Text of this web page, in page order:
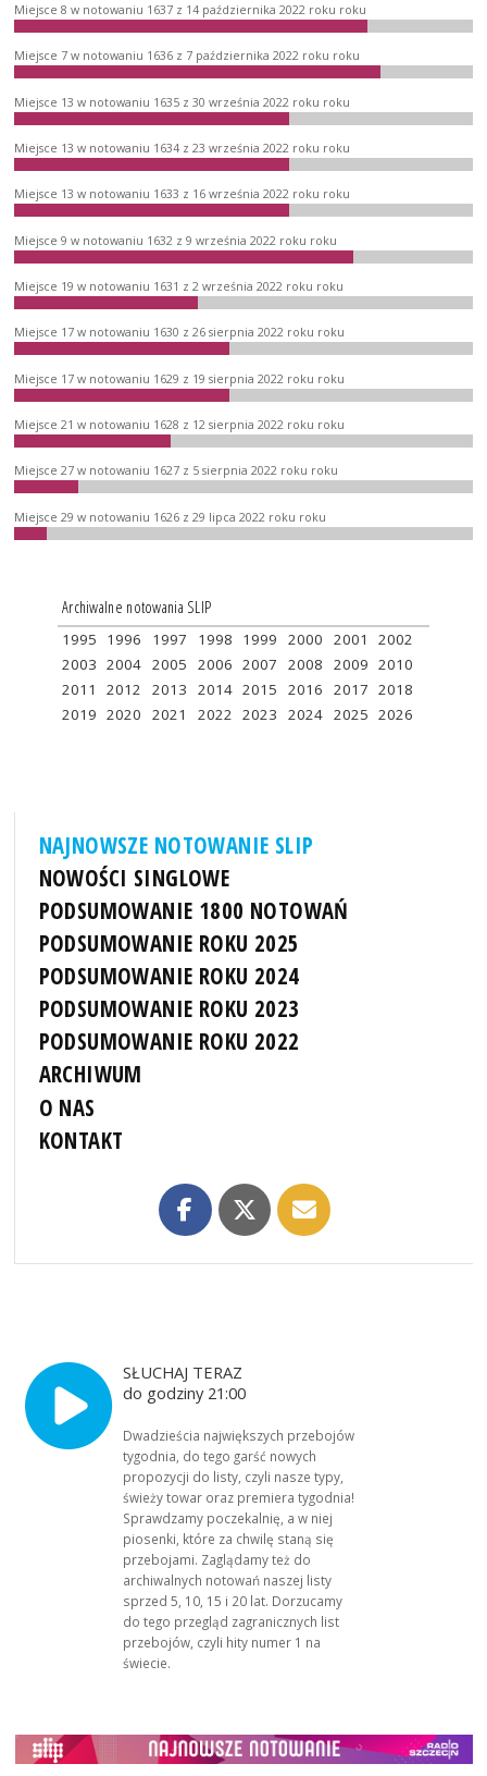
Miejsce 8 w notowaniu 1637 z 14 października 2022 roku roku
Miejsce 7 w notowaniu 1636 z 7 października 2022 roku roku
Miejsce 13 w notowaniu 1635 z 30 września 2022 roku roku
Miejsce 13 w notowaniu 1634 z 23 września 2022 roku roku
Miejsce 13 w notowaniu 1633 z 16 września 2022 roku roku
Miejsce 9 w notowaniu 1632 z 9 września 2022 roku roku
Miejsce 19 w notowaniu 1631 z 2 września 2022 roku roku
Miejsce 17 w notowaniu 1630 z 26 sierpnia 2022 roku roku
Miejsce 17 w notowaniu 1629 z 19 sierpnia 2022 roku roku
Miejsce 21 w notowaniu 1628 z 12 sierpnia 2022 roku roku
Miejsce 27 w notowaniu 1627 z 5 sierpnia 2022 roku roku
Miejsce 29 w notowaniu 1626 z 29 lipca 2022 roku roku
Archiwalne notowania SLIP
1995 1996 1997 1998 1999 2000 2001
2002
2003 2004 2005 2006 2007 2008 2009 2010
2011
2012 2013 2014 2015 2016 2017 2018
2019 2020 2021 2022 2023 2024 2025 2026
NAJNOWSZE NOTOWANIE SLIP
NOWOŚCI SINGLOWE
PODSUMOWANIE 1800 NOTOWAŃ
PODSUMOWANIE ROKU 2025
PODSUMOWANIE ROKU 2024
PODSUMOWANIE ROKU 2023
PODSUMOWANIE ROKU 2022
ARCHIWUM
O NAS
KONTAKT
SŁUCHAJ TERAZ
do godziny 21:00
Dwadzieścia największych przebojów
tygodnia, do tego garść nowych
propozycji do listy, czyli nasze typy,
świeży towar oraz premiera tygodnia!
Sprawdzamy poczekalnię, a w niej
piosenki, które za chwilę staną się
przebojami. Zaglądamy też do
archiwalnych notowań naszej listy
sprzed 5, 10, 15 i 20 lat. Dorzucamy
do tego przegląd zagranicznych list
przebojów, czyli hity numer 1 na
świecie.